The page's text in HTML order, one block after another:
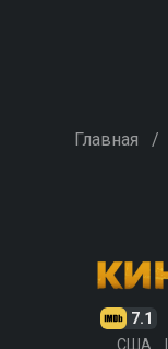
Главная /
7.1
США